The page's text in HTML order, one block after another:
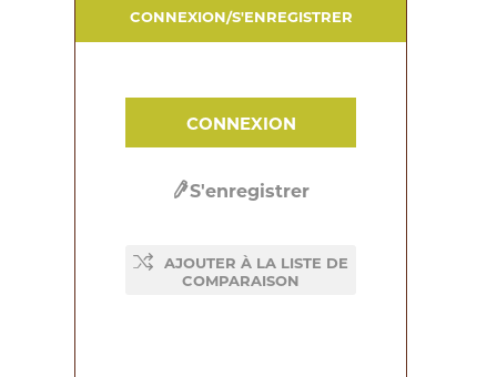
CONNEXION/S'ENREGISTRER
CONNEXION
S'enregistrer
AJOUTER À LA LISTE DE
COMPARAISON